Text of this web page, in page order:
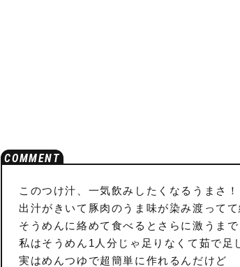
このつけ汁、一気飲みしたくなるうまさ！
出汁がきいて豚肉のうま味が染み渡ってて
そうめんに絡めて食べるとさらに激うまで
私はそうめん1人分じゃ足りなくて茹で足
実はめんつゆで超簡単に作れるんだけど